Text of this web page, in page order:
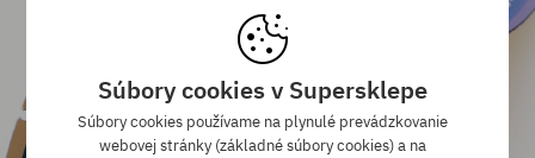
Súbory cookies v Supersklepe
Súbory cookies používame na plynulé prevádzkovanie
webovej stránky (základné súbory cookies) a na